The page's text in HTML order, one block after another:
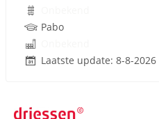
Pabo
Laatste update: 8-8-2026